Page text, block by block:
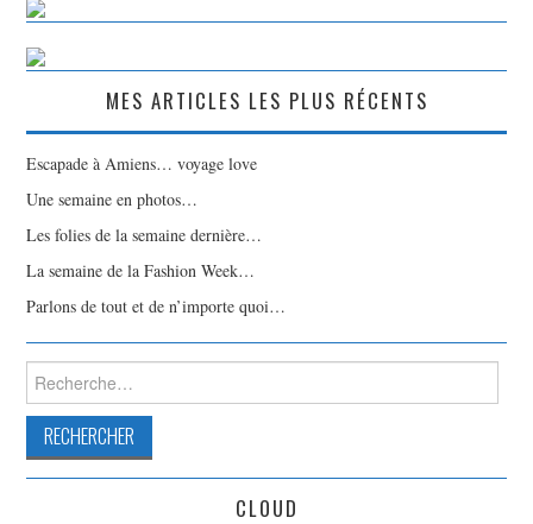
MES ARTICLES LES PLUS RÉCENTS
Escapade à Amiens… voyage love
Une semaine en photos…
Les folies de la semaine dernière…
La semaine de la Fashion Week…
Parlons de tout et de n’importe quoi…
CLOUD